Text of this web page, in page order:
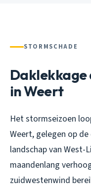
STORMSCHADE
Daklekkage
in Weert
Het stormseizoen
Weert, gelegen op
landschap van
maandenlang
zuidwestenwind